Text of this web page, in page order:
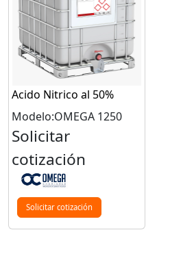
Acido Nitrico al 50%
Modelo:OMEGA 1250
Solicitar
cotización
Solicitar cotización